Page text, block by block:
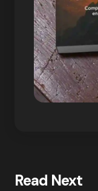
Read Next